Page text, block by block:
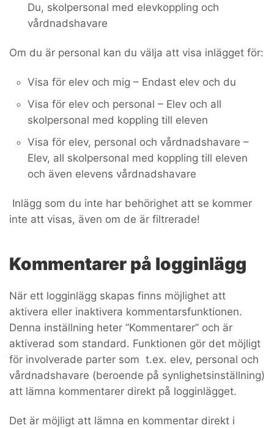
Du, skolpersonal med elevkoppling och
vårdnadshavare
Om du är personal kan du välja att visa inlägget för:
Visa för elev och mig – Endast elev och du
Visa för elev och personal – Elev och all
skolpersonal med koppling till eleven
Visa för elev, personal och vårdnadshavare –
Elev, all skolpersonal med koppling till eleven
och även elevens vårdnadshavare
Inlägg som du inte har behörighet att se kommer
inte att visas, även om de är filtrerade!
Kommentarer på logginlägg
När ett logginlägg skapas finns möjlighet att
aktivera eller inaktivera kommentarsfunktionen.
Denna inställning heter ”Kommentarer” och är
aktiverad som standard. Funktionen gör det möjligt
för involverade parter som t.ex. elev, personal och
vårdnadshavare (beroende på synlighetsinställning)
att lämna kommentarer direkt på logginlägget.
Det är möjligt att lämna en kommentar direkt i